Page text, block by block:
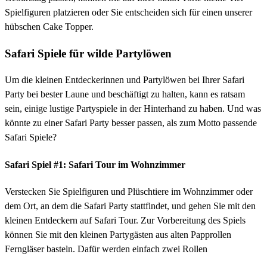
Spielfiguren platzieren oder Sie entscheiden sich für einen unserer
hübschen Cake Topper.
Safari Spiele für wilde Partylöwen
Um die kleinen Entdeckerinnen und Partylöwen bei Ihrer Safari
Party bei bester Laune und beschäftigt zu halten, kann es ratsam
sein, einige lustige Partyspiele in der Hinterhand zu haben. Und was
könnte zu einer Safari Party besser passen, als zum Motto passende
Safari Spiele?
Safari Spiel #1: Safari Tour im Wohnzimmer
Verstecken Sie Spielfiguren und Plüschtiere im Wohnzimmer oder
dem Ort, an dem die Safari Party stattfindet, und gehen Sie mit den
kleinen Entdeckern auf Safari Tour. Zur Vorbereitung des Spiels
können Sie mit den kleinen Partygästen aus alten Papprollen
Ferngläser basteln. Dafür werden einfach zwei Rollen